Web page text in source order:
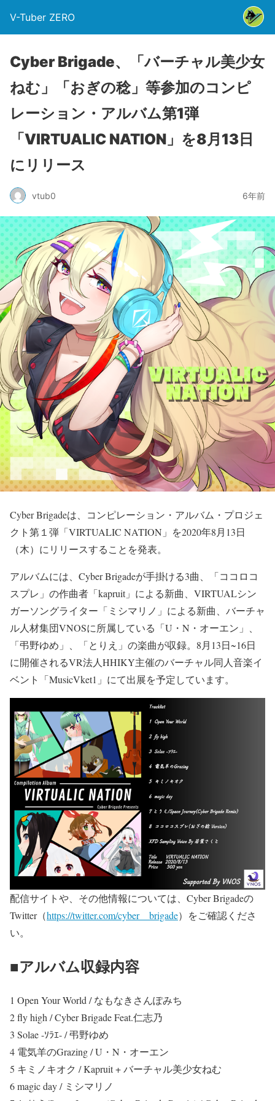
V-Tuber ZERO
Cyber Brigade、「バーチャル美少女
ねむ」「おぎの稔」等参加のコンピ
レーション・アルバム第1弾
「VIRTUALIC NATION」を8月13日
にリリース
vtub0 6年前
Cyber Brigadeは、コンピレーション・アルバム・プロジェ
クト第１弾「VIRTUALIC NATION」を2020年8月13日
（木）にリリースすることを発表。
アルバムには、Cyber Brigadeが手掛ける3曲、「ココロコ
スプレ」の作曲者「kapruit」による新曲、VIRTUALシン
ガーソングライター「ミシマリノ」による新曲、バーチャ
ル人材集団VNOSに所属している「U・N・オーエン」、
「弔野ゆめ」、「とりえ」の楽曲が収録。8月13日~16日
に開催されるVR法人HHIKY主催のバーチャル同人音楽イ
ベント「MusicVket1」にて出展を予定しています。
配信サイトや、その他情報については、Cyber Brigadeの
Twitter（https://twitter.com/cyber__brigade）をご確認くださ
い。
■アルバム収録内容
1 Open Your World / なもなきさんぽみち
2 fly high / Cyber Brigade Feat.仁志乃
3 Solae -ｿﾗｴ- / 弔野ゆめ
4 電気羊のGrazing / U・N・オーエン
5 キミノキオク / Kapruit + バーチャル美少女ねむ
6 magic day / ミシマリノ